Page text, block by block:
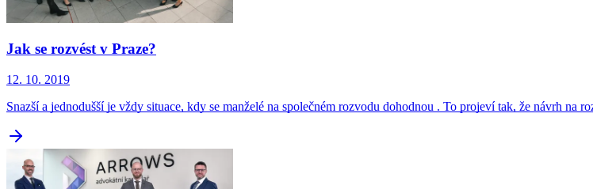
Jak se rozvést v Praze?
12. 10. 2019
Snazší a jednodušší je vždy situace, kdy se manželé na společném rozvodu dohodnou . To projeví tak, že návrh